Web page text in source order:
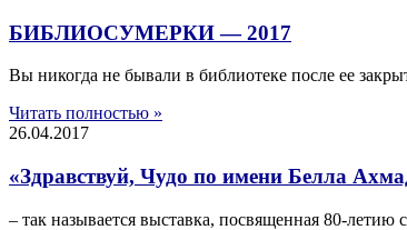
БИБЛИОСУМЕРКИ — 2017
Вы никогда не бывали в библиотеке после ее
Читать полностью »
26.04.2017
«Здравствуй, Чудо по имени Белла
– так называется выставка, посвященная 80-